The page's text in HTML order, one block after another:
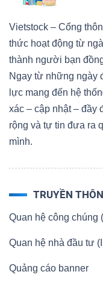
Vietstock – Cổng
thức hoạt động từ
thành người bạn
Ngay từ những ngày
lực mang đến hệ
xác – cập nhật – đầy
rộng và tự tin đưa ra
mình.
TRUYỀN
Quan hệ công chúng
Quan hệ nhà đầu tư
Quảng cáo banner